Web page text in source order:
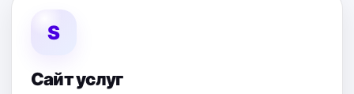
S
Сайт услуг